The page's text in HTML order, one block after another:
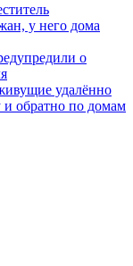
у него дома
о
удалённо
и обратно по домам